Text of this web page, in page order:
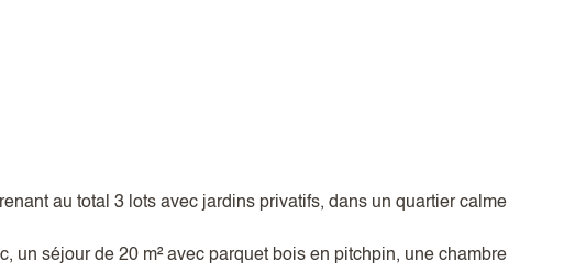
au total 3 lots avec jardins privatifs, dans un quartier calme
un séjour de 20 m² avec parquet bois en pitchpin, une chambre